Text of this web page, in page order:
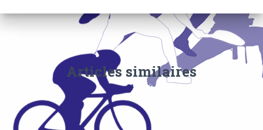
Articles similaires